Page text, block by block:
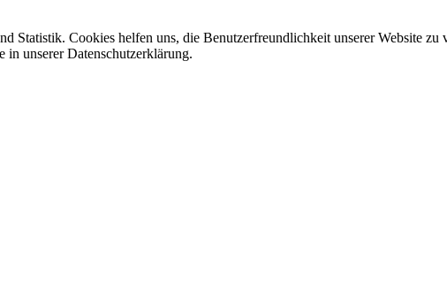
Statistik. Cookies helfen uns, die Benutzerfreundlichkeit unserer Website
unserer Datenschutzerklärung.